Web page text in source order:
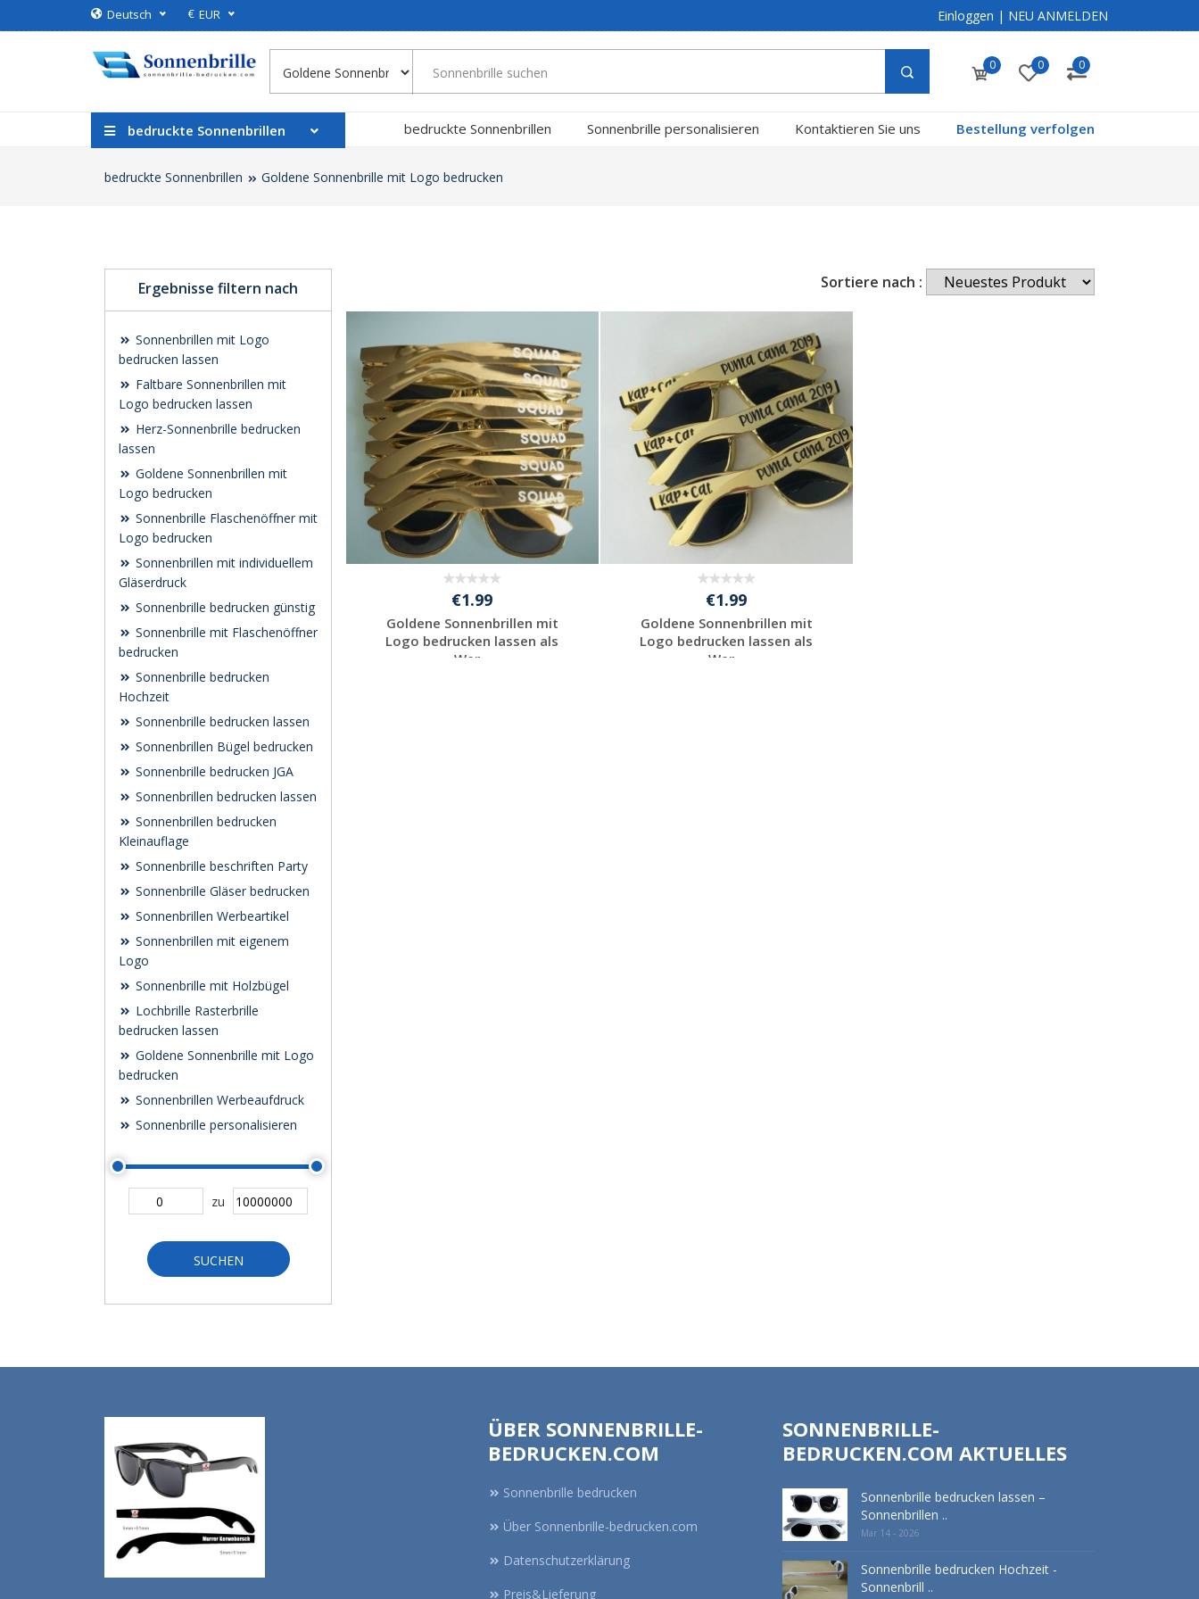
Deutsch € EUR Einloggen | NEU ANMELDEN
0 0 0
bedruckte Sonnenbrillen bedruckte Sonnenbrillen Sonnenbrille personalisieren Kontaktieren Sie uns Bestellung verfolgen
bedruckte Sonnenbrillen Goldene Sonnenbrille mit Logo bedrucken
Ergebnisse filtern nach
Sonnenbrillen mit Logo
bedrucken lassen
Faltbare Sonnenbrillen mit
Logo bedrucken lassen
Herz-Sonnenbrille bedrucken
lassen
Goldene Sonnenbrillen mit
Logo bedrucken
Sonnenbrille Flaschenöffner mit
Logo bedrucken
Sonnenbrillen mit individuellem
Gläserdruck
Sonnenbrille bedrucken günstig
Sonnenbrille mit Flaschenöffner
bedrucken
Sonnenbrille bedrucken
Hochzeit
Sonnenbrille bedrucken lassen
Sonnenbrillen Bügel bedrucken
Sonnenbrille bedrucken JGA
Sonnenbrillen bedrucken lassen
Sonnenbrillen bedrucken
Kleinauflage
Sonnenbrille beschriften Party
Sonnenbrille Gläser bedrucken
Sonnenbrillen Werbeartikel
Sonnenbrillen mit eigenem
Logo
Sonnenbrille mit Holzbügel
Lochbrille Rasterbrille
bedrucken lassen
Goldene Sonnenbrille mit Logo
bedrucken
Sonnenbrillen Werbeaufdruck
Sonnenbrille personalisieren
zu
SUCHEN
Sortiere nach :
€1.99
Goldene Sonnenbrillen mit
Logo bedrucken lassen als
Wer...
€1.99
Goldene Sonnenbrillen mit
Logo bedrucken lassen als
Wer...
ÜBER SONNENBRILLE-
BEDRUCKEN.COM
Sonnenbrille bedrucken
Über Sonnenbrille-bedrucken.com
Datenschutzerklärung
Preis&Lieferung
SONNENBRILLE-
BEDRUCKEN.COM AKTUELLES
Sonnenbrille bedrucken lassen –
Sonnenbrillen ..
Mar 14 - 2026
Sonnenbrille bedrucken Hochzeit -
Sonnenbrill ..